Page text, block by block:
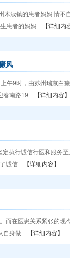
渎镇的患者妈妈 情不
患者的妈妈...
【详细内
风
午9时，由苏州瑞京白
春南路19...
【详细内容】
执行诚信行医和服务
诚信...
【详细内容】
而在医患关系紧张的
自身做...
【详细内容】